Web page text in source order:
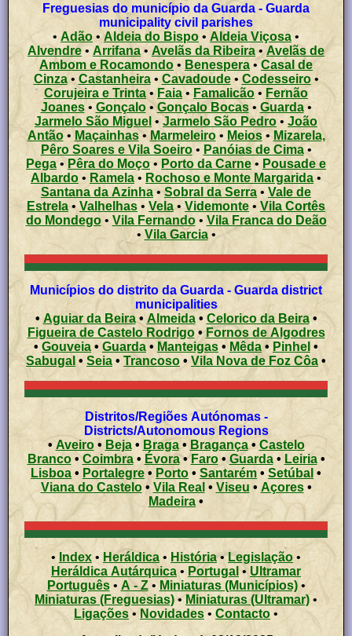
Freguesias do município da Guarda - Guarda
municipality civil parishes
• Adão •Aldeia do Bispo • Aldeia Viçosa •
Alvendre• Arrifana • Avelãs da Ribeira •Avelãs de
Ambom e Rocamondo • Benespera •Casal de
Cinza • Castanheira• Cavadoude• Codesseiro•
Corujeira e Trinta • Faia • Famalicão • Fernão
Joanes•Gonçalo• Gonçalo Bocas•Guarda•
Jarmelo São Miguel • Jarmelo São Pedro • João
Antão• Maçainhas• Marmeleiro • Meios• Mizarela,
Pêro Soares e Vila Soeiro • Panóias de Cima•
Pega • Pêra do Moço • Porto da Carne• Pousade e
Albardo • Ramela • Rochoso e Monte Margarida•
Santana da Azinha•Sobral da Serra • Vale de
Estrela• Valhelhas • Vela• Videmonte• Vila Cortês
do Mondego• Vila Fernando• Vila Franca do Deão
• Vila Garcia •
Municípios do distrito da Guarda - Guarda district
municipalities
•Aguiar da Beira• Almeida• Celorico da Beira•
Figueira de Castelo Rodrigo•Fornos de Algodres
• Gouveia • Guarda • Manteigas • Mêda • Pinhel •
Sabugal • Seia • Trancoso •Vila Nova de Foz Côa •
Distritos/Regiões Autónomas -
Districts/Autonomous Regions
• Aveiro• Beja• Braga• Bragança• Castelo
Branco•Coimbra• Évora•Faro•Guarda• Leiria•
Lisboa • Portalegre • Porto • Santarém • Setúbal •
Viana do Castelo•Vila Real • Viseu • Açores •
Madeira •
• Index • Heráldica • História •Legislação •
Heráldica Autárquica • Portugal • Ultramar
Português• A - Z• Miniaturas (Municípios)•
Miniaturas (Freguesias) •Miniaturas (Ultramar) •
Ligações•Novidades• Contacto •